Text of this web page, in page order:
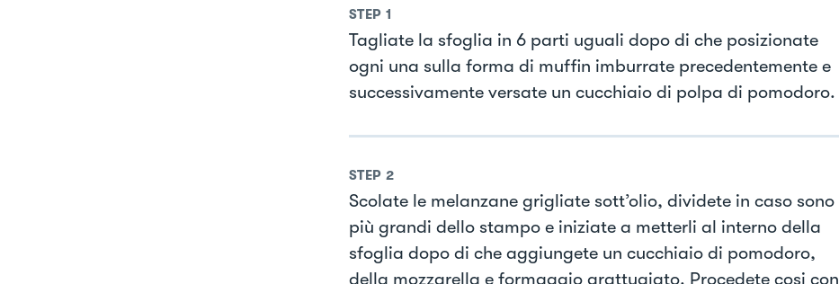
STEP 1
Tagliate la sfoglia in 6 parti uguali dopo di che posizionate
ogni una sulla forma di muffin imburrate precedentemente e
successivamente versate un cucchiaio di polpa di pomodoro.
STEP 2
Scolate le melanzane grigliate sott’olio, dividete in caso sono
più grandi dello stampo e iniziate a metterli al interno della
sfoglia dopo di che aggiungete un cucchiaio di pomodoro,
della mozzarella e formaggio grattugiato. Procedete cosi con